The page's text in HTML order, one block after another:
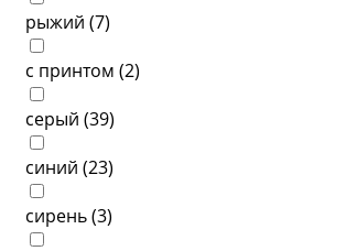
рыжий (7)
с принтом (2)
серый (39)
синий (23)
сирень (3)